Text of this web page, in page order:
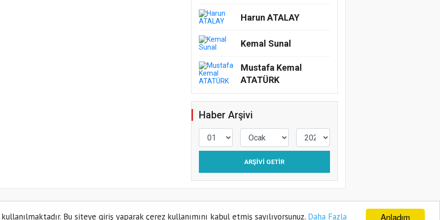
Anladım
Bu siteye giriş yaparak çerez kullanımını kabul etmiş sayılıyorsunuz. Daha Fazla
Harun ATALAY
Kemal Sunal
Mustafa Kemal
ATATÜRK
Haber Arşivi
ARŞIVI GETIR
Künye Gizlilik Politikası Sitene Ekle İletişim